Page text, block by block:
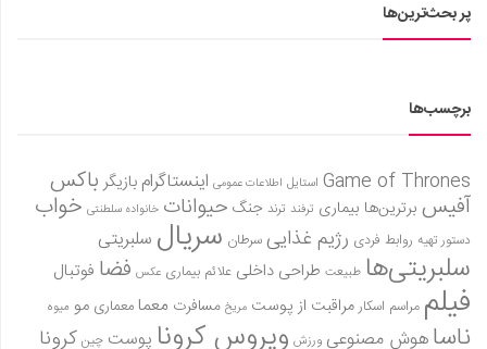
پر بحث‌ترین‌ها
برچسب‌ها
Game of Thrones استایل اطلاعات عمومی اینستاگرام بازیگر باکس
آفیس برترین‌ها بیماری ترفند ترند جنگ حیوانات خانواده سلطنتی خواب
دستور تهیه روابط فردی رژیم غذاییسرطان سریال سلبریتی
سلبریتی‌ها طبیعت طراحی داخلی علائم بیماری عکس فضا فوتبال
فیلم مراسم اسکارمراقبت از پوست مریخ مسافرت معمامعماری مو میوه
ناساهوش مصنوعی ورزش ویروس کرونا پوست چین کرونا